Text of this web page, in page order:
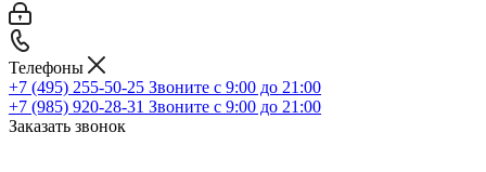
Телефоны
+7 (495) 255-50-25 Звоните с 9:00 до 21:00
+7 (985) 920-28-31 Звоните с 9:00 до 21:00
Заказать звонок